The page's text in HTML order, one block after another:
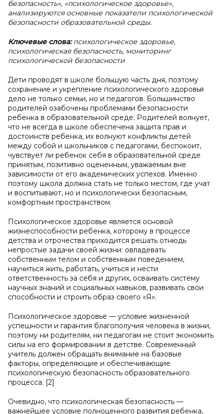
безопасность», «психологическое здоровье»,
анализируются основные показатели психологической
безопасности образовательной среды.
Ключевые слова:психологическое здоровье,
психологическая безопасность, мониторинг
психологической безопасности
Дети проводят в школе большую часть дня, поэтому
сохранение и укрепление психологического здоровья
дело не только семьи, но и педагогов. Большинство
родителей озабочены проблемами безопасности
ребенка в образовательной среде. Родителей волнует,
что не всегда в школе обеспечена защита прав и
достоинств ребенка, их волнуют конфликты детей
между собой и школьников с педагогами, беспокоит,
чувствует ли ребенок себя в образовательной среде
принятым, позитивно оцененным, уважаемым вне
зависимости от его академических успехов. Именно
поэтому школа должна стать не только местом, где учат
и воспитывают, но и психологически безопасным,
комфортным пространством.
Психологическое здоровье является основой
жизнеспособности ребенка, которому в процессе
детства и отрочества приходится решать отнюдь
непростые задачи своей жизни: овладевать
собственным телом и собственным поведением,
научиться жить, работать, учиться и нести
ответственность за себя и других, осваивать систему
научных знаний и социальных навыков, развивать свои
способности и строить образ своего «Я».
Психологическое здоровье — условие жизненной
успешности и гарантия благополучия человека в жизни,
поэтому ни родителям, ни педагогам не стоит экономить
силы на его формировании в детстве. Современный
учитель должен обращать внимание на базовые
факторы, определяющие и обеспечивающие
психологическую безопасность образовательного
процесса. [2]
Очевидно, что психологическая безопасность —
важнейшее условие полноценного развития ребенка,